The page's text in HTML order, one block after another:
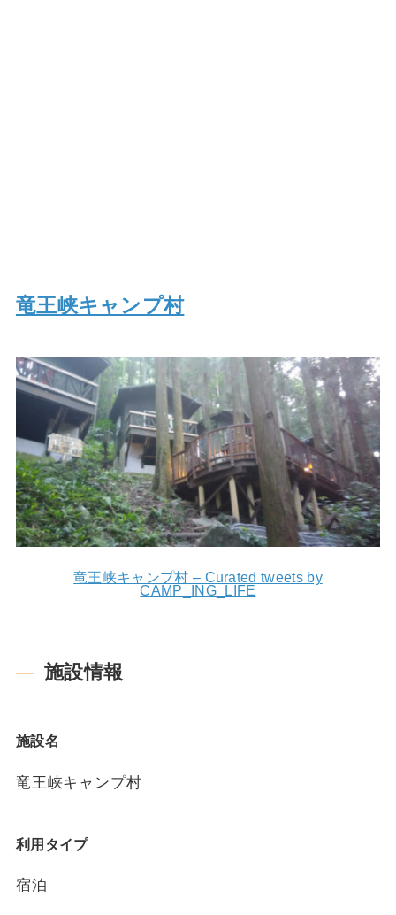
竜王峡キャンプ村
竜王峡キャンプ村 – Curated tweets by
CAMP_ING_LIFE
施設情報
施設名
竜王峡キャンプ村
利用タイプ
宿泊